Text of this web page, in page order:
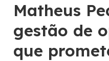
Matheus
gestão de
que